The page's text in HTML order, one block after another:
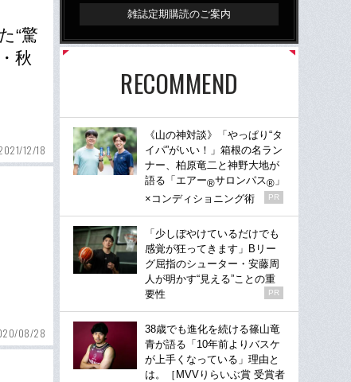
“驚
秋
12/18
08/28
雑誌定期購読のご案内
RECOMMEND
《山の神対談》「やっぱり“タ
イパ”がいい！」箱根の名ラン
ナー、柏原竜二と神野大地が
語る「エアー®サロンパス® 」
×コンディショニング術
PR
「少しぼやけているだけでも
感覚が狂ってきます」Bリー
グ屈指のシューター・安藤周
人が明かす“見える”ことの重
要性
PR
38歳でも進化を続ける篠山竜
青が語る「10年前よりバスケ
が上手くなっている」理由と
は。［MVVりらいぶ賞 受賞者